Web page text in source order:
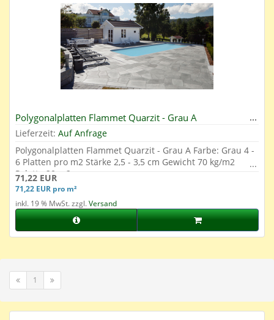
Polygonalplatten Flammet Quarzit - Grau A
Lieferzeit: Auf Anfrage
Polygonalplatten Flammet Quarzit - Grau A Farbe: Grau 4 -
6 Platten pro m2 Stärke 2,5 - 3,5 cm Gewicht 70 kg/m2
Palette 20 m2
71,22 EUR
71,22 EUR pro m²
inkl. 19 % MwSt. zzgl.Versand
1